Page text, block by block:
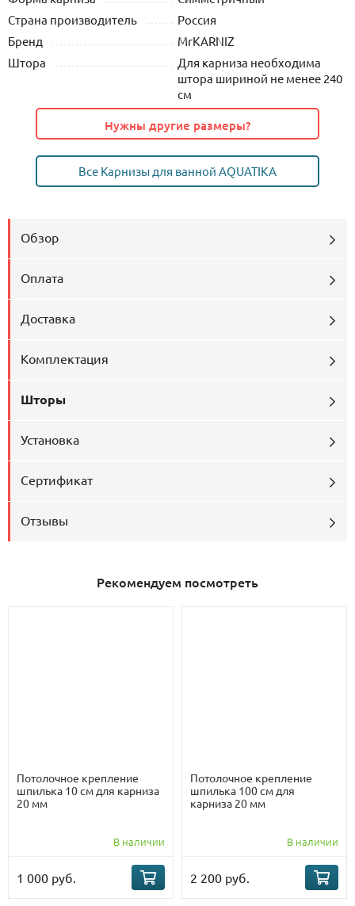
Страна производитель
Россия
Бренд
MrKARNIZ
Штора
Для карниза необходима
штора шириной не менее 240
см
Нужны другие размеры?
Все Карнизы для ванной AQUATIKA
Обзор
Оплата
Доставка
Комплектация
Шторы
Установка
Сертификат
Отзывы
Рекомендуем посмотреть
Потолочное крепление
шпилька 10 см для карниза
20 мм
В наличии
1 000 руб.
Потолочное крепление
шпилька 100 см для
карниза 20 мм
В наличии
2 200 руб.